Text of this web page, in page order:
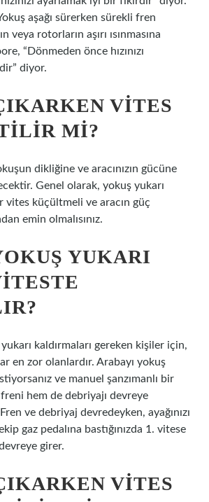
aşağı sürerken sürekli fren
veya rotorların aşırı ısınmasına
“Dönmeden önce hızınızı
diyor.
VITES
MI?
dikliğine ve aracınızın gücüne
Genel olarak, yokuş yukarı
vites küçültmeli ve aracın güç
emin olmalısınız.
YUKARI
kaldırmaları gereken kişiler için,
en zor olanlardır. Arabayı yokuş
ve manuel şanzımanlı bir
hem de debriyajı devreye
ve debriyaj devredeyken, ayağınızı
gaz pedalına bastığınızda 1. vitese
girer.
VITES